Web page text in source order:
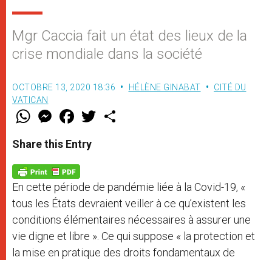
Mgr Caccia fait un état des lieux de la
crise mondiale dans la société
OCTOBRE 13, 2020 18:36 HÉLÈNE GINABAT
CITÉ DU
VATICAN
W
t
s
p
p
M
e
s
e
g
e
r
F
a
e
b
o
k
w
Share this Entry
En cette période de pandémie liée à la Covid-19, «
tous les États devraient veiller à ce qu’existent les
conditions élémentaires nécessaires à assurer une
vie digne et libre ». Ce qui suppose « la protection et
la mise en pratique des droits fondamentaux de